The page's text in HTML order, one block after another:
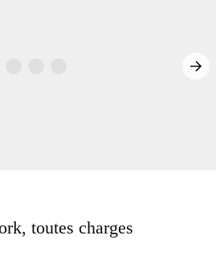
toutes charges